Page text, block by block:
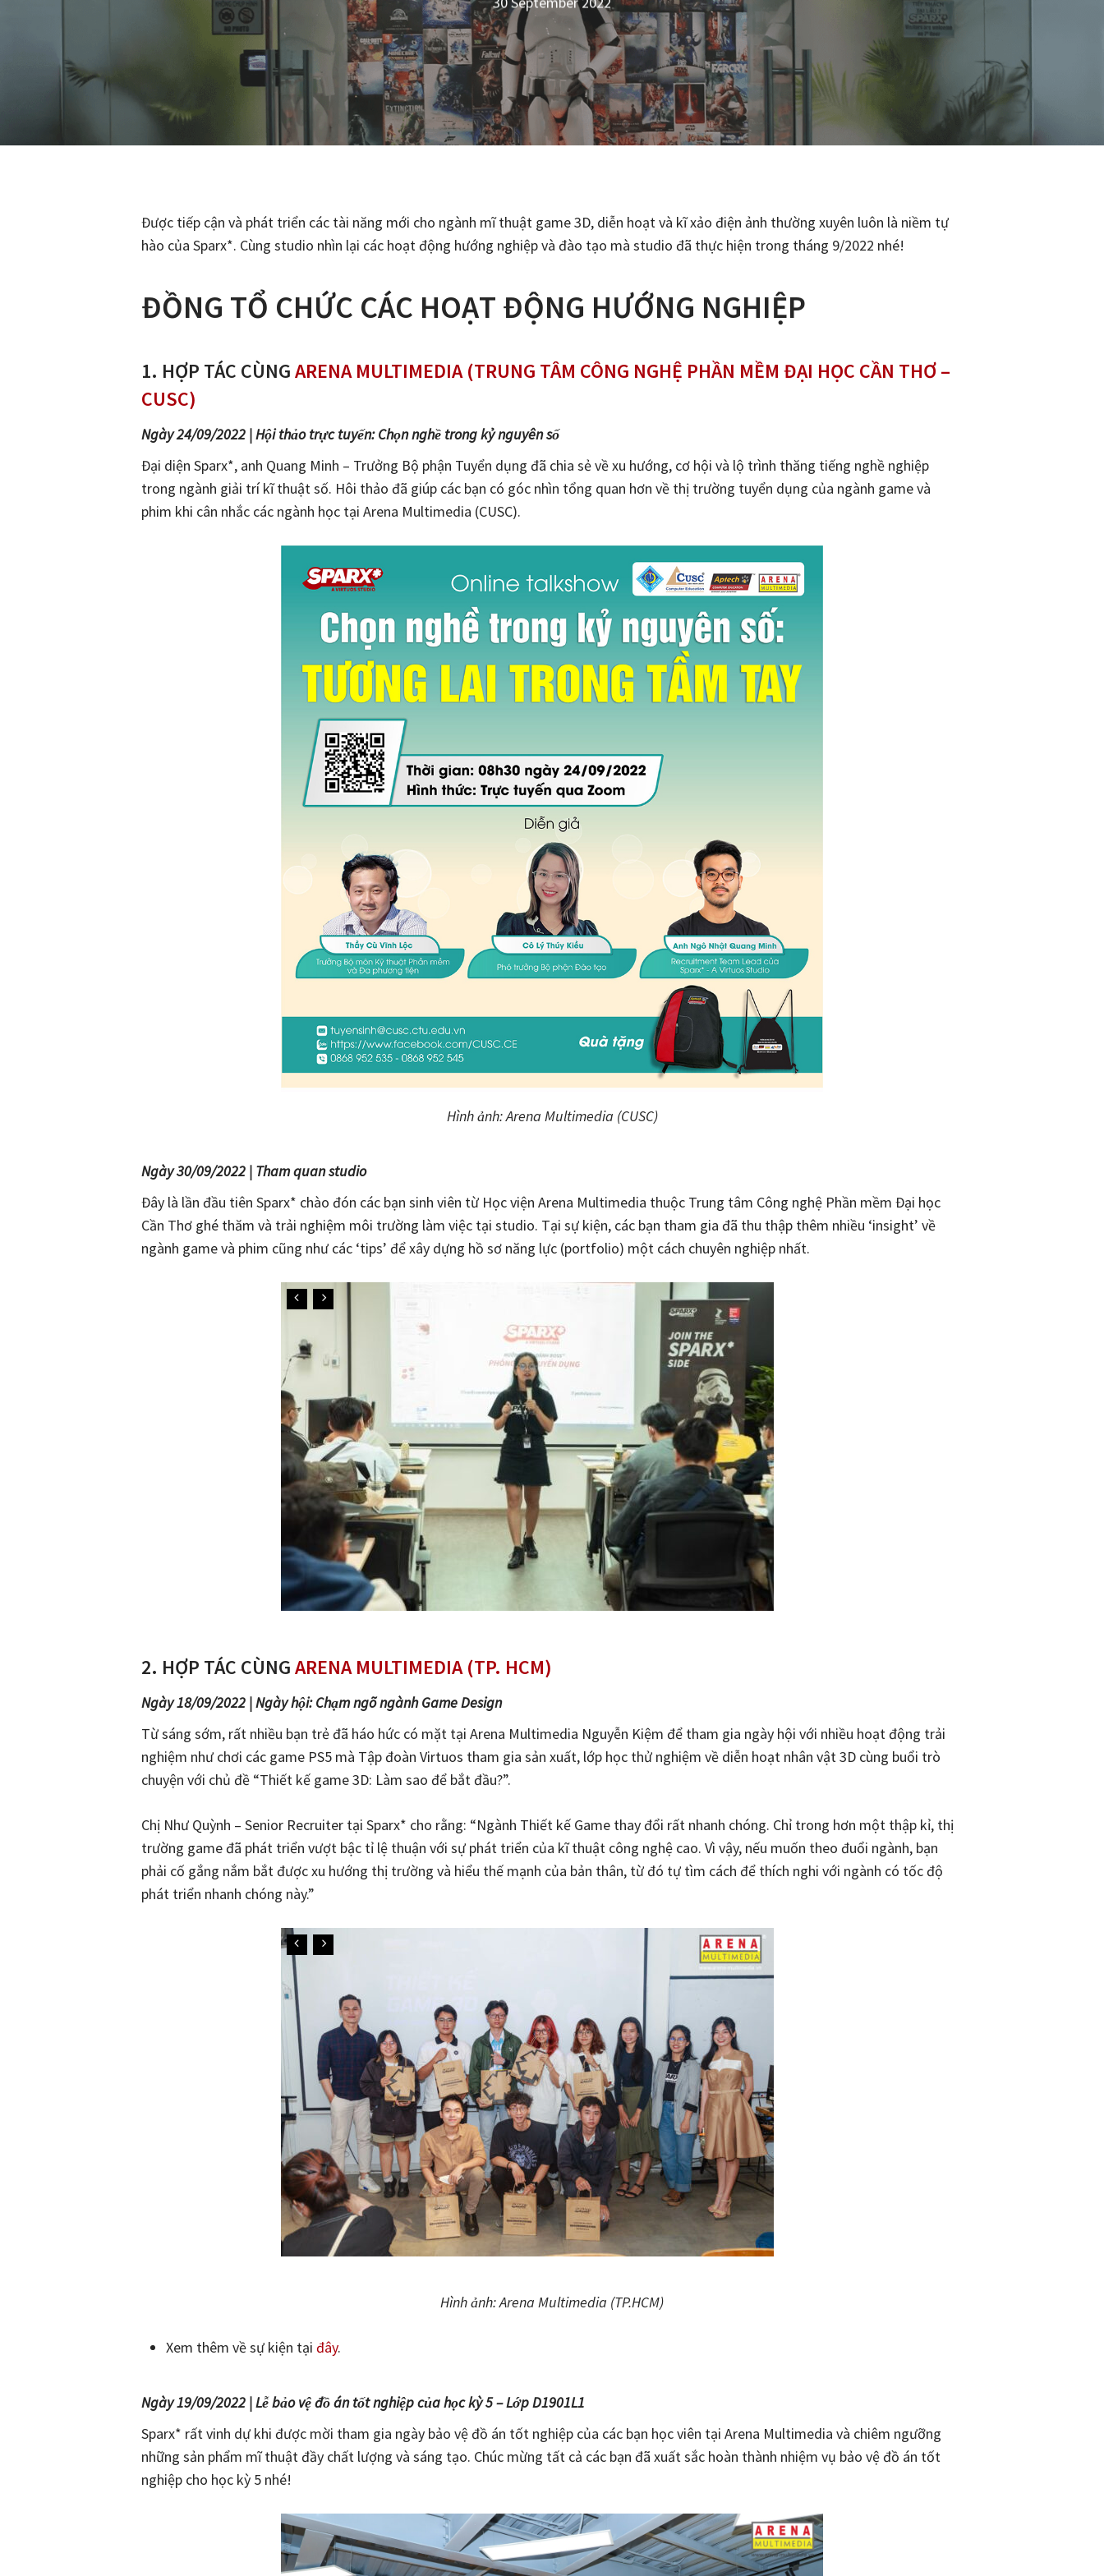
Được tiếp cận và phát triển các tài năng mới cho ngành mĩ thuật game 3D, diễn hoạt và kĩ xảo điện ảnh thường xuyên luôn là niềm tự
hào của Sparx*. Cùng studio nhìn lại các hoạt động hướng nghiệp và đào tạo mà studio đã thực hiện trong tháng 9/2022 nhé!
ĐỒNG TỔ CHỨC CÁC HOẠT ĐỘNG HƯỚNG NGHIỆP
1. HỢP TÁC CÙNGARENA MULTIMEDIA (TRUNG TÂM CÔNG NGHỆ PHẦN MỀM ĐẠI HỌC CẦN THƠ –
CUSC)
Ngày 24/09/2022 | Hội thảo trực tuyến: Chọn nghề trong kỷ nguyên số
Đại diện Sparx*, anh Quang Minh – Trưởng Bộ phận Tuyển dụng đã chia sẻ về xu hướng, cơ hội và lộ trình thăng tiếng nghề nghiệp
trong ngành giải trí kĩ thuật số. Hôi thảo đã giúp các bạn có góc nhìn tổng quan hơn về thị trường tuyển dụng của ngành game và
phim khi cân nhắc các ngành học tại Arena Multimedia (CUSC).
Hình ảnh: Arena Multimedia (CUSC)
Ngày 30/09/2022 | Tham quan studio
Đây là lần đầu tiên Sparx* chào đón các bạn sinh viên từ Học viện Arena Multimedia thuộc Trung tâm Công nghệ Phần mềm Đại học
Cần Thơ ghé thăm và trải nghiệm môi trường làm việc tại studio. Tại sự kiện, các bạn tham gia đã thu thập thêm nhiều ‘insight’ về
ngành game và phim cũng như các ‘tips’ để xây dựng hồ sơ năng lực (portfolio) một cách chuyên nghiệp nhất.
2. HỢP TÁC CÙNGARENA MULTIMEDIA (TP. HCM)
Ngày 18/09/2022 | Ngày hội: Chạm ngõ ngành Game Design
Từ sáng sớm, rất nhiều bạn trẻ đã háo hức có mặt tại Arena Multimedia Nguyễn Kiệm để tham gia ngày hội với nhiều hoạt động trải
nghiệm như chơi các game PS5 mà Tập đoàn Virtuos tham gia sản xuất, lớp học thử nghiệm về diễn hoạt nhân vật 3D cùng buổi trò
chuyện với chủ đề “Thiết kế game 3D: Làm sao để bắt đầu?”.
Chị Như Quỳnh – Senior Recruiter tại Sparx* cho rằng: “Ngành Thiết kế Game thay đổi rất nhanh chóng. Chỉ trong hơn một thập kỉ, thị
trường game đã phát triển vượt bậc tỉ lệ thuận với sự phát triển của kĩ thuật công nghệ cao. Vì vậy, nếu muốn theo đuổi ngành, bạn
phải cố gắng nắm bắt được xu hướng thị trường và hiểu thế mạnh của bản thân, từ đó tự tìm cách để thích nghi với ngành có tốc độ
phát triển nhanh chóng này.”
Hình ảnh: Arena Multimedia (TP.HCM)
Xem thêm về sự kiện tạiđây.
Ngày 19/09/2022 | Lễ bảo vệ đồ án tốt nghiệp của học kỳ 5 – Lớp D1901L1
Sparx* rất vinh dự khi được mời tham gia ngày bảo vệ đồ án tốt nghiệp của các bạn học viên tại Arena Multimedia và chiêm ngưỡng
những sản phẩm mĩ thuật đầy chất lượng và sáng tạo. Chúc mừng tất cả các bạn đã xuất sắc hoàn thành nhiệm vụ bảo vệ đồ án tốt
nghiệp cho học kỳ 5 nhé!